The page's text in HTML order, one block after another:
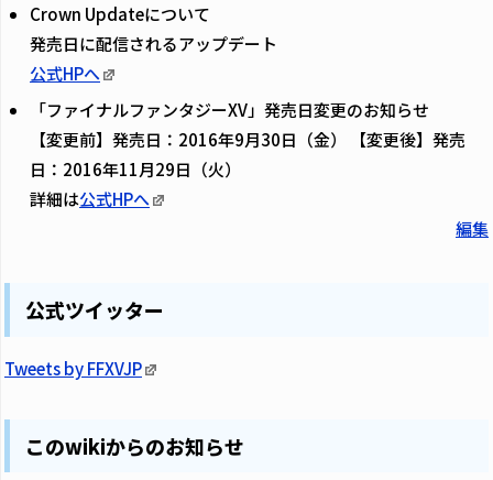
Crown Updateについて
発売日に配信されるアップデート
公式HPへ
「ファイナルファンタジーXV」発売日変更のお知らせ
【変更前】発売日：2016年9月30日（金） 【変更後】発売
日：2016年11月29日（火）
詳細は公式HPへ
編集
公式ツイッター
Tweets by FFXVJP
このwikiからのお知らせ